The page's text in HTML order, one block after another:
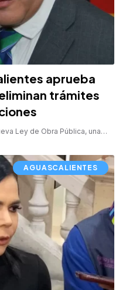
aprueba
trámites
Ley de Obra Pública, una…
AGUASCALIENTES